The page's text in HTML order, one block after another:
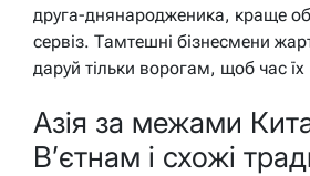
друга-днянародженика, краще
сервіз. Тамтешні бізнесмени
даруй тільки ворогам, щоб час їх
Азія за межами
В’єтнам і схожі